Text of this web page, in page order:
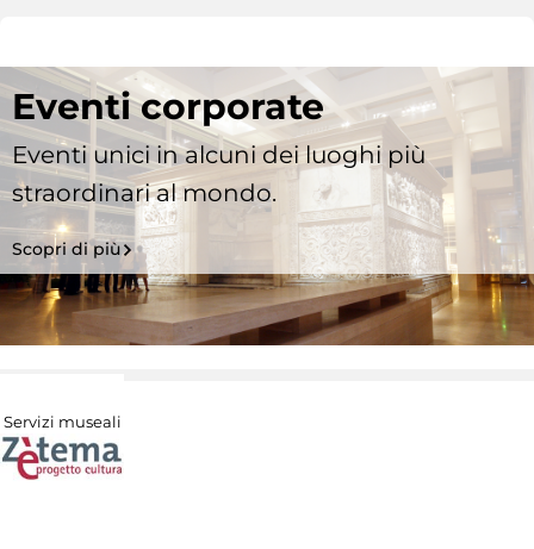
Eventi corporate
Eventi unici in alcuni dei luoghi più
straordinari al mondo.
Scopri di più
Servizi museali